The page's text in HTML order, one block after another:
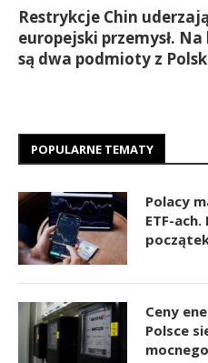
Restrykcje Chin
europejski przemysł. Na
są dwa podmioty z
POPULARNE TEMATY
Polacy
ETF-
Ceny
Polsce